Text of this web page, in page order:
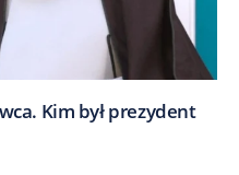
Kim był prezydent